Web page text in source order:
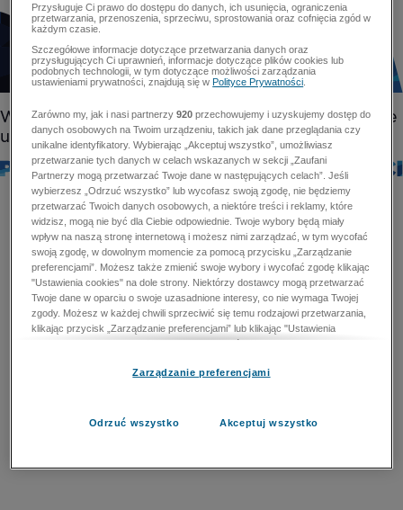
Przysługuje Ci prawo do dostępu do danych, ich usunięcia, ograniczenia
przetwarzania, przenoszenia, sprzeciwu, sprostowania oraz cofnięcia zgód w
każdym czasie.
Szczegółowe informacje dotyczące przetwarzania danych oraz
przysługujących Ci uprawnień, informacje dotyczące plików cookies lub
podobnych technologii, w tym dotyczące możliwości zarządzania
ustawieniami prywatności, znajdują się wPolityce Prywatności
Zarówno my, jak i nasi partnerzy920 przechowujemy i uzyskujemy dostęp do
danych osobowych na Twoim urządzeniu, takich jak dane przeglądania czy
unikalne identyfikatory. Wybierając „Akceptuj wszystko”, umożliwiasz
przetwarzanie tych danych w celach wskazanych w sekcji „Zaufani
Partnerzy mogą przetwarzać Twoje dane w następujących celach”. Jeśli
wybierzesz „Odrzuć wszystko” lub wycofasz swoją zgodę, nie będziemy
przetwarzać Twoich danych osobowych, a niektóre treści i reklamy, które
widzisz, mogą nie być dla Ciebie odpowiednie. Twoje wybory będą miały
wpływ na naszą stronę internetową i możesz nimi zarządzać, w tym wycofać
swoją zgodę, w dowolnym momencie za pomocą przycisku „Zarządzanie
preferencjami”. Możesz także zmienić swoje wybory i wycofać zgodę klikając
"Ustawienia cookies" na dole strony. Niektórzy dostawcy mogą przetwarzać
Twoje dane w oparciu o swoje uzasadnione interesy, co nie wymaga Twojej
zgody. Możesz w każdej chwili sprzeciwić się temu rodzajowi przetwarzania,
klikając przycisk „Zarządzanie preferencjami” lub klikając "Ustawienia
cookies" na dole strony. Nie możesz sprzeciwić się przetwarzaniu przez
zapobiegania oszustwom i naprawiania błędów, a w tym celu mogą zostać
przetwarzaniu danych osobowych w celu dostarczania i prezentacji reklam i
Zarządzanie preferencjami
Odrzuć wszystko Akceptuj wszystko